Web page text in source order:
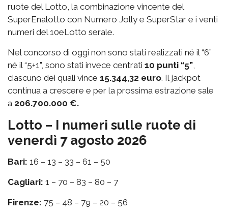
ruote del Lotto, la combinazione vincente del
SuperEnalotto con Numero Jolly e SuperStar e i venti
numeri del 10eLotto serale.
Nel concorso di oggi non sono stati realizzati né il “6”
né il “5+1”, sono stati invece centrati 10 punti “5”,
ciascuno dei quali vince 15.344,32 euro. Il jackpot
continua a crescere e per la prossima estrazione sale
a 206.700.000 €.
Lotto – I numeri sulle ruote di
venerdì 7 agosto 2026
Bari: 16 – 13 – 33 – 61 – 50
Cagliari: 1 – 70 – 83 – 80 – 7
Firenze: 75 – 48 – 79 – 20 – 56